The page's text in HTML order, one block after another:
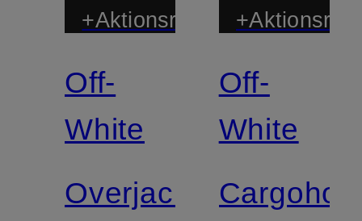
+Aktionsrabatt
Off-
White
Overjacket
Off-
White